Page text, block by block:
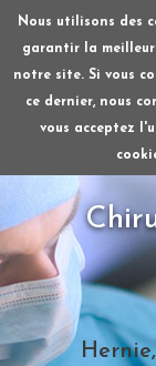
Nous utilisons des
garantir la
notre site. Si vous
ce dernier, nous
vous acceptez